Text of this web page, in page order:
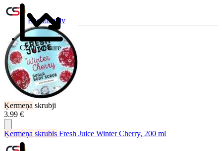
Cenu vēsture
Ksenukai.lv
Ķermeņa skrubji
3.99 €
Ķermeņa skrubis Fresh Juice Winter Cherry, 200 ml